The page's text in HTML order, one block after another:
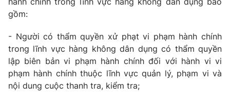
gồm:
- Người có thẩm quyền xử phạt vi phạm hành chính
trong lĩnh vực hàng không dân dụng có thẩm quyền
lập biên bản vi phạm hành chính đối với hành vi vi
phạm hành chính thuộc lĩnh vực quản lý, phạm vi và
nội dung cuộc thanh tra, kiểm tra;